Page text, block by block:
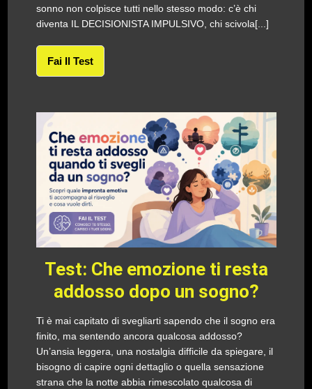
sonno non colpisce tutti nello stesso modo: c’è chi
diventa IL DECISIONISTA IMPULSIVO, chi scivola[...]
Fai Il Test
Test: Che emozione ti resta
addosso dopo un sogno?
Ti è mai capitato di svegliarti sapendo che il sogno era
finito, ma sentendo ancora qualcosa addosso?
Un’ansia leggera, una nostalgia difficile da spiegare, il
bisogno di capire ogni dettaglio o quella sensazione
strana che la notte abbia rimescolato qualcosa di